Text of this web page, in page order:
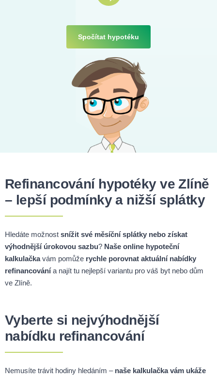
Spočítat hypotéku
Refinancování hypotéky ve Zlíně
– lepší podmínky a nižší splátky
Hledáte možnost snížit své měsíční splátky nebo získat
výhodnější úrokovou sazbu? Naše online hypoteční
kalkulačkavám pomůže rychle porovnat aktuální nabídky
refinancovánía najít tu nejlepší variantu pro váš byt nebo dům
ve Zlíně.
Vyberte si nejvýhodnější
nabídku refinancování
Nemusíte trávit hodiny hledáním – naše kalkulačka vám ukáže